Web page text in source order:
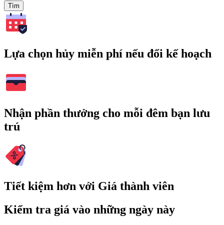
Tìm
Lựa chọn hủy miễn phí nếu đổi kế hoạch
Nhận phần thưởng cho mỗi đêm bạn lưu
trú
Tiết kiệm hơn với Giá thành viên
Kiểm tra giá vào những ngày này